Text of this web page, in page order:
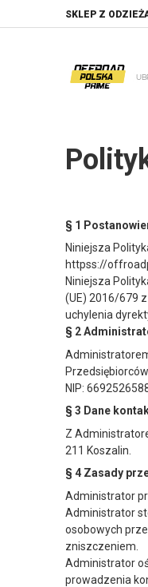
SKLEP Z
§ 1
Niniejsza
httpss://
Niniejsza
(UE) 2016/679
uchylenia
§ 2
NIP:
§ 3 Dane
Z
211 Koszalin.
§ 4 Zasady
Administrator
Administrator
osobowych
zniszczeniem.
Administrator
prowadzenia